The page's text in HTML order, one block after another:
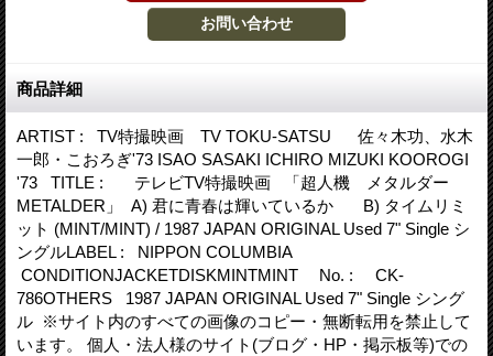
商品詳細
ARTIST : TV特撮映画 TV TOKU-SATSU 佐々木功、水木
一郎・こおろぎ'73 ISAO SASAKI ICHIRO MIZUKI KOOROGI
'73 TITLE : テレビTV特撮映画 「超人機 メタルダー
METALDER」 A) 君に青春は輝いているか B) タイムリミ
ット (MINT/MINT) / 1987 JAPAN ORIGINAL Used 7" Single シ
ングルLABEL : NIPPON COLUMBIA
CONDITIONJACKETDISKMINTMINT No. : CK-
786OTHERS 1987 JAPAN ORIGINAL Used 7" Single シング
ル ※サイト内のすべての画像のコピー・無断転用を禁止して
います。 個人・法人様のサイト(ブログ・HP・掲示板等)での